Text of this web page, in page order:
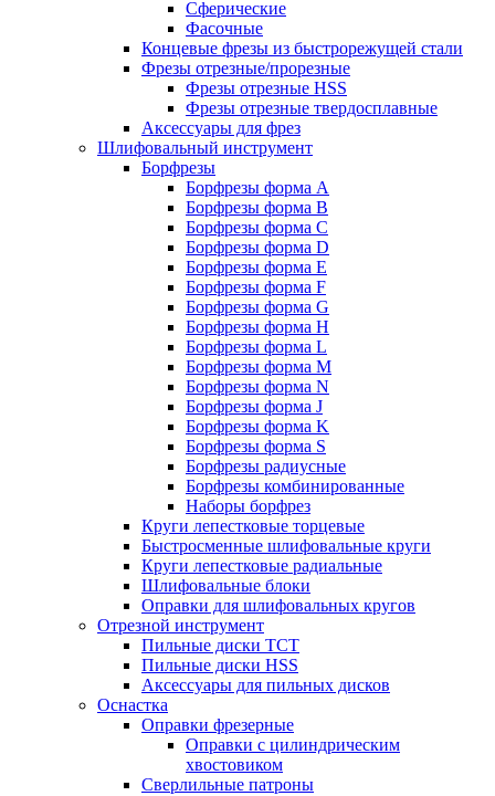
Сферические
Фасочные
Концевые фрезы из быстрорежущей стали
Фрезы отрезные/прорезные
Фрезы отрезные HSS
Фрезы отрезные твердосплавные
Аксессуары для фрез
Шлифовальный инструмент
Борфрезы
Борфрезы форма A
Борфрезы форма B
Борфрезы форма C
Борфрезы форма D
Борфрезы форма E
Борфрезы форма F
Борфрезы форма G
Борфрезы форма H
Борфрезы форма L
Борфрезы форма M
Борфрезы форма N
Борфрезы форма J
Борфрезы форма K
Борфрезы форма S
Борфрезы радиусные
Борфрезы комбинированные
Наборы борфрез
Круги лепестковые торцевые
Быстросменные шлифовальные круги
Круги лепестковые радиальные
Шлифовальные блоки
Оправки для шлифовальных кругов
Отрезной инструмент
Пильные диски ТСТ
Пильные диски HSS
Аксессуары для пильных дисков
Оснастка
Оправки фрезерные
Оправки с цилиндрическим
хвостовиком
Сверлильные патроны